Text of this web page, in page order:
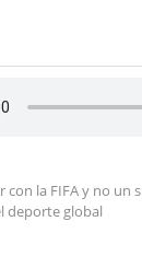
con la FIFA y no un
deporte global